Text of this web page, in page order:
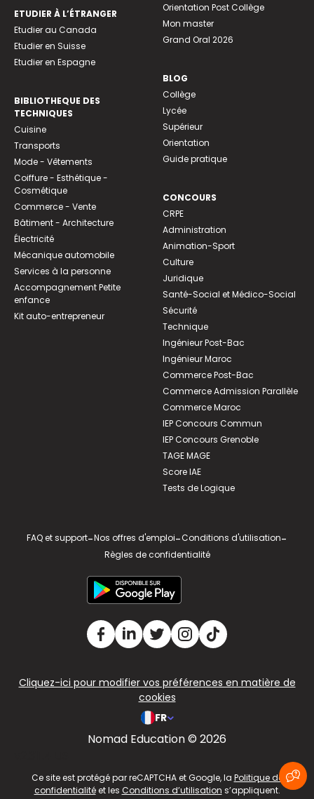
ETUDIER À L’ÉTRANGER
Etudier au Canada
Etudier en Suisse
Etudier en Espagne
BIBLIOTHEQUE DES
TECHNIQUES
Cuisine
Transports
Mode - Vêtements
Coiffure - Esthétique -
Cosmétique
Commerce - Vente
Bâtiment - Architecture
Électricité
Mécanique automobile
Services à la personne
Accompagnement Petite
enfance
Kit auto-entrepreneur
Orientation Post Collège
Mon master
Grand Oral 2026
BLOG
Collège
Lycée
Supérieur
Orientation
Guide pratique
CONCOURS
CRPE
Administration
Animation-Sport
Culture
Juridique
Santé-Social et Médico-Social
Sécurité
Technique
Ingénieur Post-Bac
Ingénieur Maroc
Commerce Post-Bac
Commerce Admission Parallèle
Commerce Maroc
IEP Concours Commun
IEP Concours Grenoble
TAGE MAGE
Score IAE
Tests de Logique
FAQ et support-Nos offres d'emploi-Conditions d'utilisation-
Règles de confidentialité
Cliquez-ici pour modifier vos préférences en matière de
cookies
FR
Nomad Education © 2026
Ce site est protégé par reCAPTCHA et Google, la Politique de
confidentialitéet les Conditions d’utilisation s’appliquent.